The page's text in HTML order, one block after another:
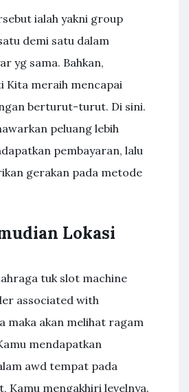
ialah yakni group
demi satu dalam
yg sama. Bahkan,
Kita meraih mencapai
berturut-turut. Di sini.
peluang lebih
pembayaran, lalu
gerakan pada metode
Lokasi
tuk slot machine
associated with
maka akan melihat ragam
mendapatkan
awd tempat pada
Kamu mengakhiri levelnya.